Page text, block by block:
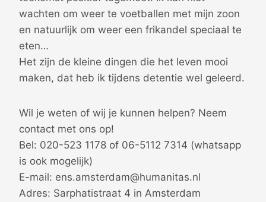
wachten om weer te voetballen met mijn zoon
en natuurlijk om weer een frikandel speciaal te
eten…
Het zijn de kleine dingen die het leven mooi
maken, dat heb ik tijdens detentie wel geleerd.
Wil je weten of wij je kunnen helpen? Neem
contact met ons op!
Bel: 020-523 1178 of 06-5112 7314 (whatsapp
is ook mogelijk)
E-mail: ens.amsterdam@humanitas.nl
Adres: Sarphatistraat 4 in Amsterdam